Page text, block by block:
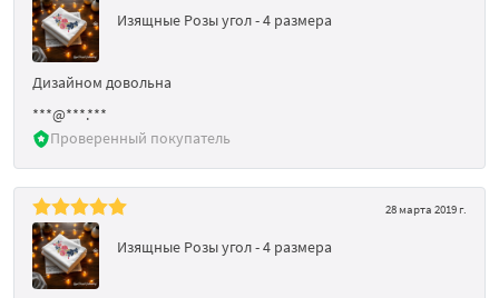
Изящные Розы угол - 4 размера
Дизайном довольна
***@***.***
Проверенный покупатель
28 марта 2019 г.
Изящные Розы угол - 4 размера